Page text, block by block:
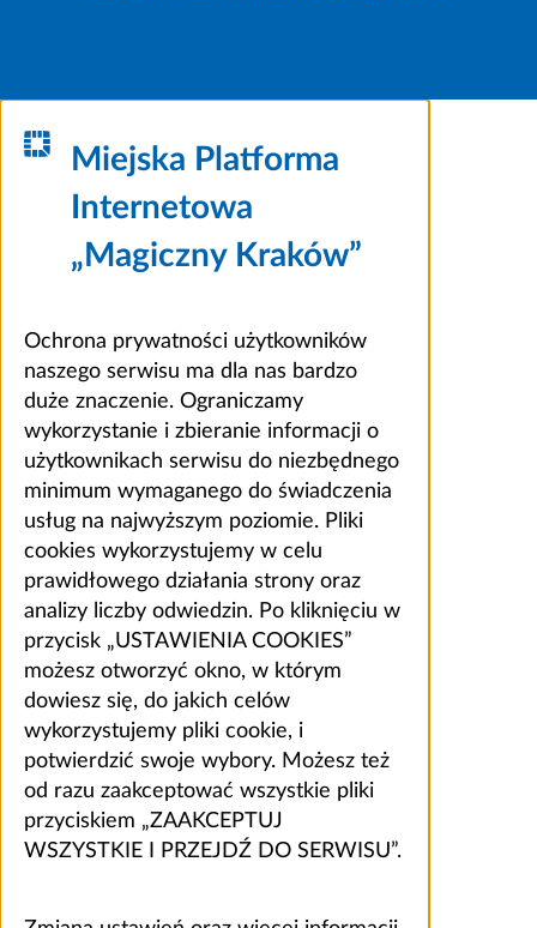
Miejska Platforma
Internetowa
„Magiczny Kraków”
Ochrona prywatności użytkowników
naszego serwisu ma dla nas bardzo
duże znaczenie. Ograniczamy
wykorzystanie i zbieranie informacji o
użytkownikach serwisu do niezbędnego
minimum wymaganego do świadczenia
usług na najwyższym poziomie. Pliki
cookies wykorzystujemy w celu
prawidłowego działania strony oraz
analizy liczby odwiedzin. Po kliknięciu w
przycisk „USTAWIENIA COOKIES”
możesz otworzyć okno, w którym
dowiesz się, do jakich celów
wykorzystujemy pliki cookie, i
potwierdzić swoje wybory. Możesz też
od razu zaakceptować wszystkie pliki
przyciskiem „ZAAKCEPTUJ
WSZYSTKIE I PRZEJDŹ DO SERWISU”.